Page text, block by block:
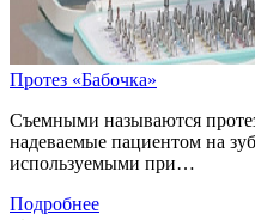
Протез «Бабочка»
Съемными называются
надеваемые пациентом на
используемыми при…
Подробнее